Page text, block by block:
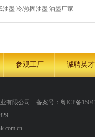
油墨 冷/热固油墨 油墨厂家
参观工厂 诚聘英才
有限公司 备案号： 粤ICP备